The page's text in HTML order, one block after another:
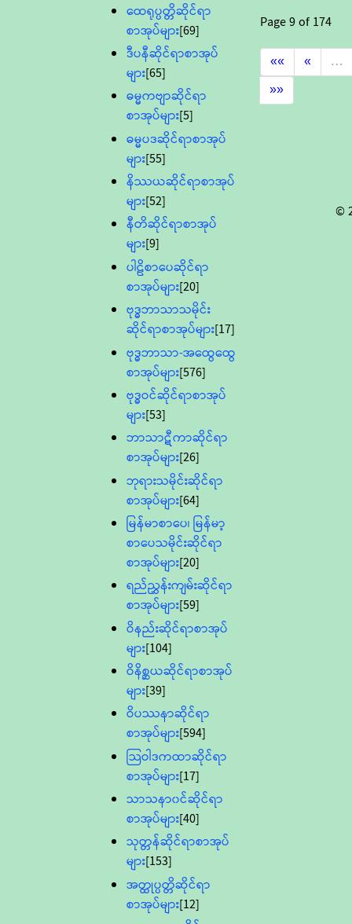
ထေရုပ္ပတ္တိဆိုင်ရာ
စာအုပ်များ[69]
ဒီပနီဆိုင်ရာစာအုပ်
များ[65]
ဓမ္မကဗျာဆိုင်ရာ
စာအုပ်များ[5]
ဓမ္မပဒဆိုင်ရာစာအုပ်
များ[55]
နိဿယဆိုင်ရာစာအုပ်
များ[52]
နီတိဆိုင်ရာစာအုပ်
များ[9]
ပါဠိစာပေဆိုင်ရာ
စာအုပ်များ[20]
ဗုဒ္ဓဘာသာသမိုင်း
ဆိုင်ရာစာအုပ်များ[17]
ဗုဒ္ဓဘာသာ-အထွေထွေ
စာအုပ်များ[576]
ဗုဒ္ဓဝင်ဆိုင်ရာစာအုပ်
များ[53]
ဘာသာဋီကာဆိုင်ရာ
စာအုပ်များ[26]
ဘုရားသမိုင်းဆိုင်ရာ
စာအုပ်များ[64]
မြန်မာစာပေ၊ မြန်မာ့
စာပေသမိုင်းဆိုင်ရာ
စာအုပ်များ[20]
ရည်ညွှန်းကျမ်းဆိုင်ရာ
စာအုပ်များ[59]
ဝိနည်းဆိုင်ရာစာအုပ်
များ[104]
ဝိနိစ္ဆယဆိုင်ရာစာအုပ်
များ[39]
ဝိပဿနာဆိုင်ရာ
စာအုပ်များ[594]
သြဝါဒကထာဆိုင်ရာ
စာအုပ်များ[17]
သာသနာ၀င်ဆိုင်ရာ
စာအုပ်များ[40]
သုတ္တန်ဆိုင်ရာစာအုပ်
များ[153]
အတ္ထုပ္ပတ္တိဆိုင်ရာ
စာအုပ်များ[12]
Page9of174
««
«
…
»»
©